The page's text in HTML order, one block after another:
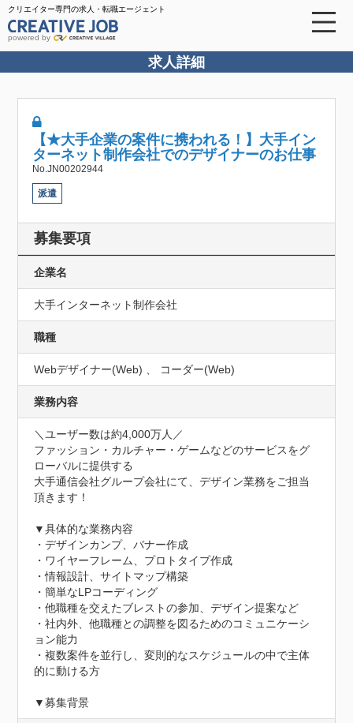
クリエイター専門の求人・転職エージェント
powered by
求人詳細
【★大手企業の案件に携われる！】大手イン
ターネット制作会社でのデザイナーのお仕事
No.JN00202944
派遣
募集要項
企業名
大手インターネット制作会社
職種
Webデザイナー(Web) 、 コーダー(Web)
業務内容
＼ユーザー数は約4,000万人／
ファッション・カルチャー・ゲームなどのサービスをグ
ローバルに提供する
大手通信会社グループ会社にて、デザイン業務をご担当
頂きます！
▼具体的な業務内容
・デザインカンプ、バナー作成
・ワイヤーフレーム、プロトタイプ作成
・情報設計、サイトマップ構築
・簡単なLPコーディング
・他職種を交えたブレストの参加、デザイン提案など
・社内外、他職種との調整を図るためのコミュニケーシ
ョン能力
・複数案件を並行し、変則的なスケジュールの中で主体
的に動ける方
▼募集背景